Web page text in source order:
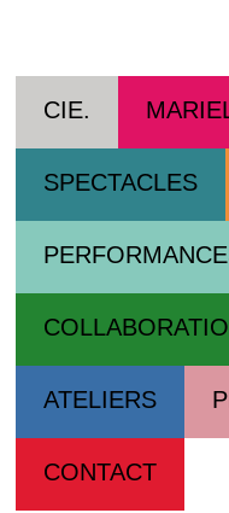
CIE.
SPECTACLES
ATELIERS
CONTACT